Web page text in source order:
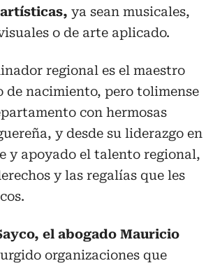
ya sean musicales,
o de arte aplicado.
regional es el maestro
de nacimiento, pero tolimense
con hermosas
y desde su liderazgo en
y apoyado el talento regional,
y las regalías que les
el abogado Mauricio
organizaciones que